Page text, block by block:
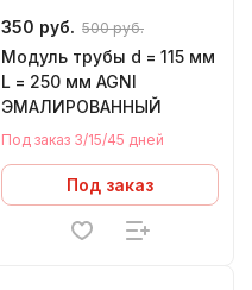
350 руб. 500 руб.
Модуль трубы d = 115 мм
L = 250 мм AGNI
ЭМАЛИРОВАННЫЙ
Под заказ 3/15/45 дней
Под заказ